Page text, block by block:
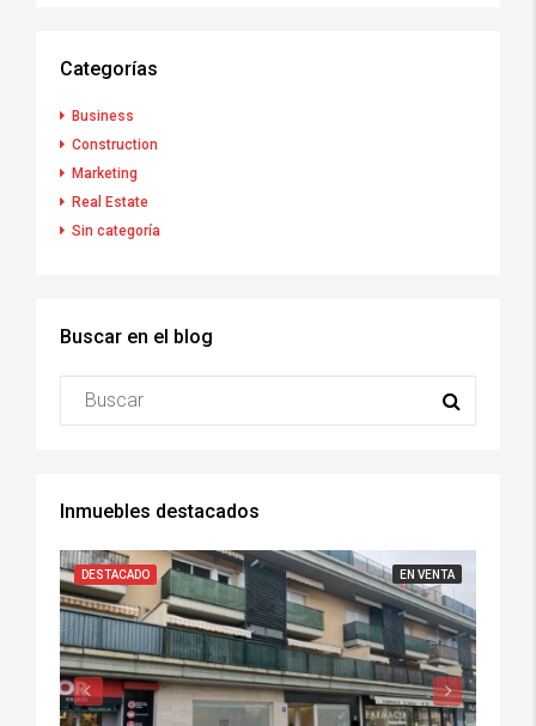
Categorías
Business
Construction
Marketing
Real Estate
Sin categoría
Buscar en el blog
Inmuebles destacados
DESTACADO EN VENTA